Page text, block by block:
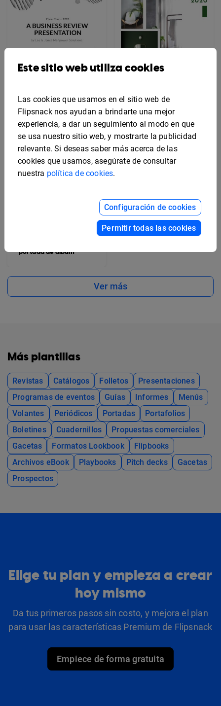
presentación de
negocios
portada de álbum
Plantilla moderna para
diseño de portada de
catálogo
Ver más
Más plantillas
Revistas Catálogos Folletos
Presentaciones
Programas de eventos
Guías Informes
Menús
Volantes
Periódicos Portadas
Portafolios
Boletines
Cuadernillos
Propuestas comerciales
Gacetas
Formatos Lookbook
Flipbooks
Archivos eBook
Playbooks Pitch decks
Gacetas
Prospectos
Elige tu plan y empieza a crear
hoy mismo
Da tus primeros pasos sin costo, y mejora el plan
para usar las características Premium de Flipsnack
Empiece de forma gratuita
Este sitio web utiliza cookies
Las cookies que usamos en el sitio web de
Flipsnack nos ayudan a brindarte una mejor
experiencia, a dar un seguimiento al modo en que
se usa nuestro sitio web, y mostrarte la publicidad
relevante. Si deseas saber más acerca de las
cookies que usamos, asegúrate de consultar
nuestra política de cookies.
Configuración de cookies
Permitir todas las cookies